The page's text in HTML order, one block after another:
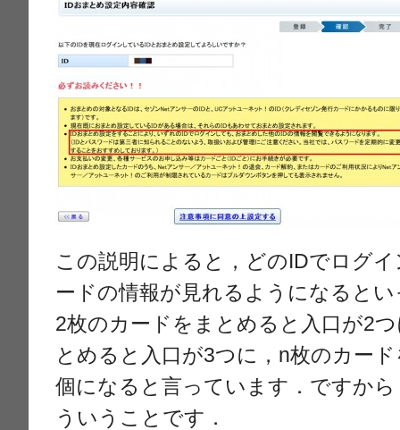
この説明によると，どのIDでログ
ードの情報が見れるようになると
2枚のカードをまとめると入口が2
とめると入口が3つに，n枚のカー
個になると言っています．ですか
ういうことです．